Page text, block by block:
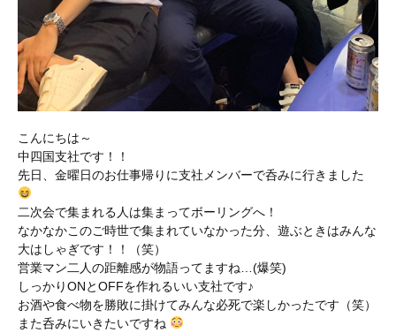
こんにちは～
中四国支社です！！
先日、金曜日のお仕事帰りに支社メンバーで呑みに行きました
二次会で集まれる人は集まってボーリングへ！
なかなかこのご時世で集まれていなかった分、遊ぶときはみんな
大はしゃぎです！！（笑）
営業マン二人の距離感が物語ってますね…(爆笑)
しっかりONとOFFを作れるいい支社です♪
お酒や食べ物を勝敗に掛けてみんな必死で楽しかったです（笑）
また呑みにいきたいですね